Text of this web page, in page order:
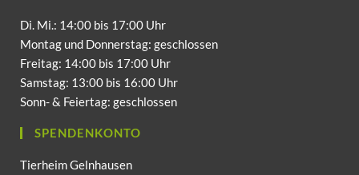
Di. Mi.: 14:00 bis 17:00 Uhr
Montag und Donnerstag: geschlossen
Freitag: 14:00 bis 17:00 Uhr
Samstag: 13:00 bis 16:00 Uhr
Sonn- & Feiertag: geschlossen
SPENDENKONTO
Tierheim Gelnhausen